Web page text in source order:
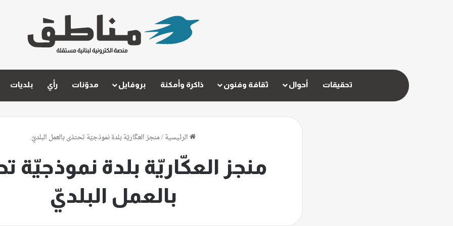
تحقيقات أحوال ثقافة وفنون ذاكرة وأمكنة بروفايل مدوّنات رأي بلديات
الرئيسية/منجز العكّاريّة بلدة نموذجيّة تحتذى بالعمل البلديّ
منجز العكّاريّة بلدة نموذجيّة
بالعمل البلديّ